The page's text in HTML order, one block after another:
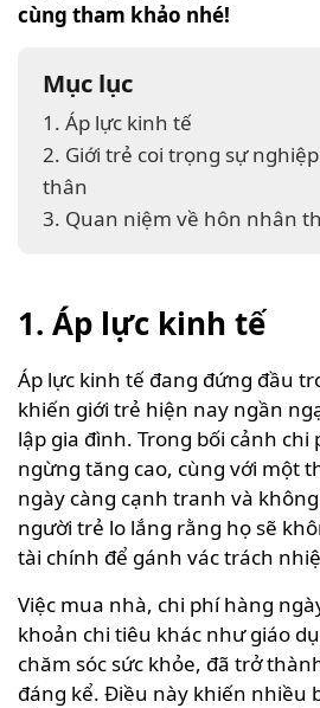
cùng tham khảo nhé!
Mục lục
1. Áp lực kinh tế
2. Giới trẻ coi trọng sự
thân
3. Quan niệm về hôn nhân
1. Áp lực kinh tế
Áp lực kinh tế đang đứng đầu
khiến giới trẻ hiện nay ngần
lập gia đình. Trong bối cảnh
ngừng tăng cao, cùng với một
ngày càng cạnh tranh và
người trẻ lo lắng rằng họ sẽ
tài chính để gánh vác trách
Việc mua nhà, chi phí hàng
khoản chi tiêu khác như giáo
chăm sóc sức khỏe, đã trở
đáng kể. Điều này khiến nhiều